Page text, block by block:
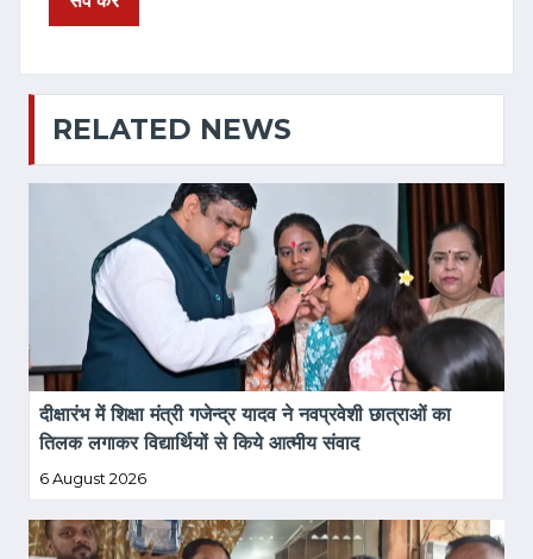
RELATED NEWS
दीक्षारंभ में शिक्षा मंत्री गजेन्द्र यादव ने नवप्रवेशी छात्राओं का
तिलक लगाकर विद्यार्थियों से किये आत्मीय संवाद
6 August 2026